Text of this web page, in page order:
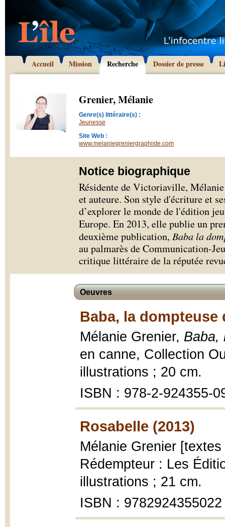
Accueil Mission Recherche Dossier de presse
Grenier, Mélanie
Genre(s) littéraire(s) :
Jeunesse
Site Web :
www.melaniegreniergraphiste.com
Notice biographique
Résidente de Victoriaville,
et auteure. Son style d'écriture et
d’explorer le monde de l'édition
Europe. En 2013, elle publie un
deuxième publication, Baba la
au palmarès de Communication-
critique littéraire de la réputée
Oeuvres
Baba, la dompteuse
Mélanie Grenier, Baba,
en canne, Collection
illustrations ; 20 cm.
ISBN : 978-2-924355-
Rosabelle (2013)
Mélanie Grenier
Rédempteur : Les
illustrations ; 21 cm.
ISBN : 9782924355022